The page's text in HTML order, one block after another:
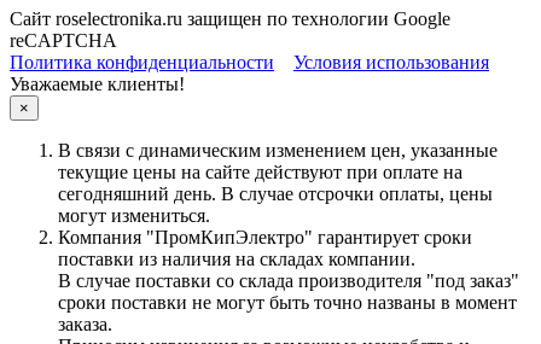
Сайт roselectronika.ru защищен по технологии Google
reCAPTCHA
Политика конфиденциальности
Условия использования
Уважаемые клиенты!
×
В связи с динамическим изменением цен, указанные
текущие цены на сайте действуют при оплате на
сегодняшний день. В случае отсрочки оплаты, цены
могут измениться.
Компания "ПромКипЭлектро" гарантирует сроки
поставки из наличия на складах компании.
В случае поставки со склада производителя "под заказ"
сроки поставки не могут быть точно названы в момент
заказа.